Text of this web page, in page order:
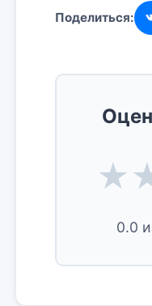
Поделиться:
★
0.0